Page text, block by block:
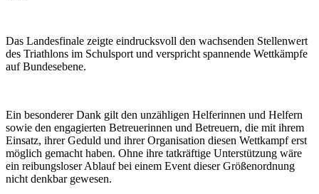
Das Landesfinale zeigte eindrucksvoll den wachsenden Stellenwert
des Triathlons im Schulsport und verspricht spannende Wettkämpfe
auf Bundesebene.
Ein besonderer Dank gilt den unzähligen Helferinnen und Helfern
sowie den engagierten Betreuerinnen und Betreuern, die mit ihrem
Einsatz, ihrer Geduld und ihrer Organisation diesen Wettkampf erst
möglich gemacht haben. Ohne ihre tatkräftige Unterstützung wäre
ein reibungsloser Ablauf bei einem Event dieser Größenordnung
nicht denkbar gewesen.